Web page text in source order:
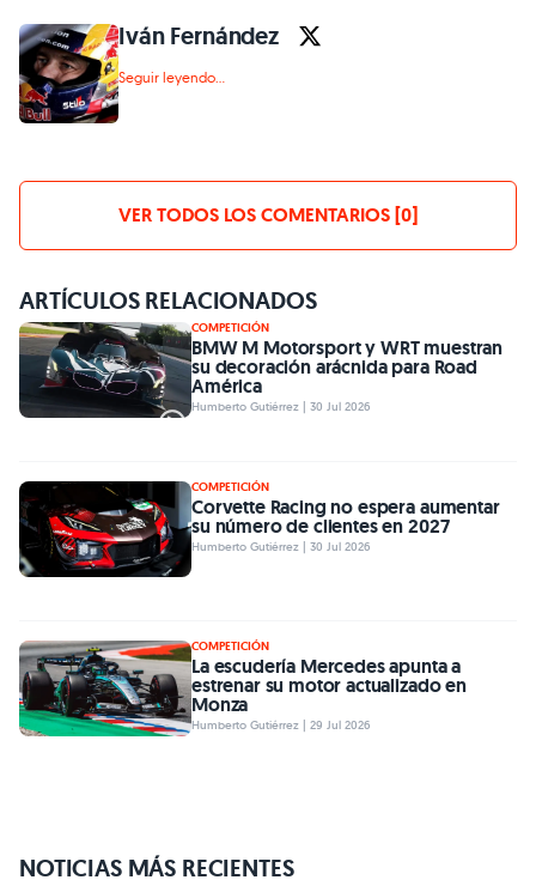
Iván Fernández
Seguir leyendo...
VER TODOS LOS COMENTARIOS [0]
ARTÍCULOS RELACIONADOS
COMPETICIÓN
BMW M Motorsport y WRT muestran
su decoración arácnida para Road
América
Humberto Gutiérrez | 30 Jul 2026
COMPETICIÓN
Corvette Racing no espera aumentar
su número de clientes en 2027
Humberto Gutiérrez | 30 Jul 2026
COMPETICIÓN
La escudería Mercedes apunta a
estrenar su motor actualizado en
Monza
Humberto Gutiérrez | 29 Jul 2026
NOTICIAS MÁS RECIENTES